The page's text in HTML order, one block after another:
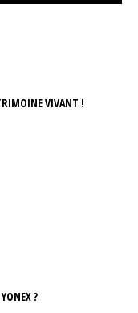
VIVANT !
?